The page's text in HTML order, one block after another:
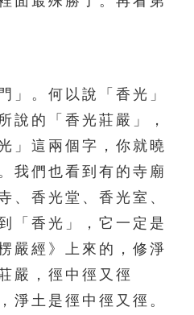
。何以說「香光」
說的「香光莊嚴」，
」這兩個字，你就曉
我們也看到有的寺廟
、香光堂、香光室、
「香光」，它一定是
嚴經》上來的，修淨
嚴，徑中徑又徑
淨土是徑中徑又徑。